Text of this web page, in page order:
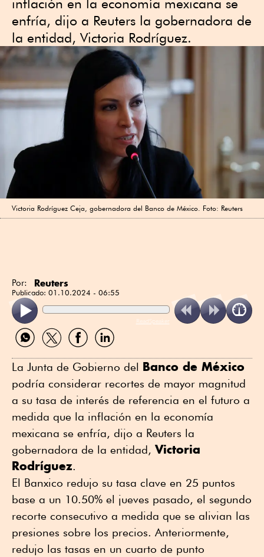
inflación en la economía mexicana se
enfría, dijo a Reuters la gobernadora de
la entidad, Victoria Rodríguez.
Victoria Rodríguez Ceja, gobernadora del Banco de México. Foto: Reuters
Por: Reuters
Publicado: 01.10.2024 - 06:55
ReadSpeaker
Compartir
por
Compartir
por
Compartir
por
Compartir
por
La Junta de Gobierno del Banco de México
podría considerar recortes de mayor magnitud
a su tasa de interés de referencia en el futuro a
medida que la inflación en la economía
mexicana se enfría, dijo a Reuters la
gobernadora de la entidad,Victoria
Rodríguez.
El Banxico redujo su tasa clave en 25 puntos
base a un 10.50% el jueves pasado, el segundo
recorte consecutivo a medida que se alivian las
presiones sobre los precios. Anteriormente,
redujo las tasas en un cuarto de punto